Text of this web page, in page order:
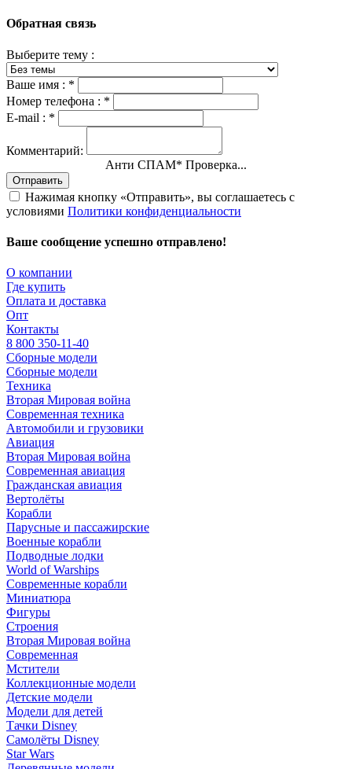
Обратная связь
Выберите тему :
Ваше имя : *
Номер телефона : *
E-mail : *
Комментарий:
Анти СПАМ* Проверка...
Отправить
Нажимая кнопку «Отправить», вы соглашаетесь с
условиями Политики конфиденциальности
Ваше сообщение успешно отправлено!
О компании
Где купить
Оплата и доставка
Опт
Контакты
8 800 350-11-40
Сборные модели
Сборные модели
Техника
Вторая Мировая война
Современная техника
Автомобили и грузовики
Авиация
Вторая Мировая война
Современная авиация
Гражданская авиация
Вертолёты
Корабли
Парусные и пассажирские
Военные корабли
Подводные лодки
World of Warships
Современные корабли
Миниатюра
Фигуры
Строения
Вторая Мировая война
Современная
Мстители
Коллекционные модели
Детские модели
Модели для детей
Тачки Disney
Самолёты Disney
Star Wars